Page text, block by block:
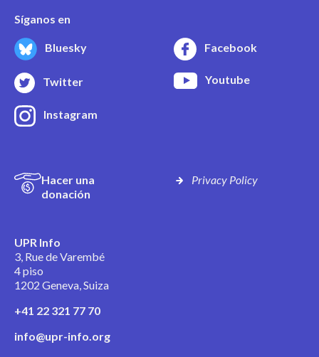
Síganos en
Bluesky Facebook
Twitter Youtube
Instagram
Hacer una
donación
Privacy Policy
UPR Info
3, Rue de Varembé
4 piso
1202 Geneva, Suiza
+41 22 321 77 70
info@upr-info.org